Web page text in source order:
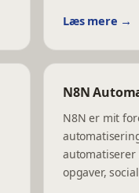
Læs mere →
N8N
N8N er mit
automatiserer
opgaver,